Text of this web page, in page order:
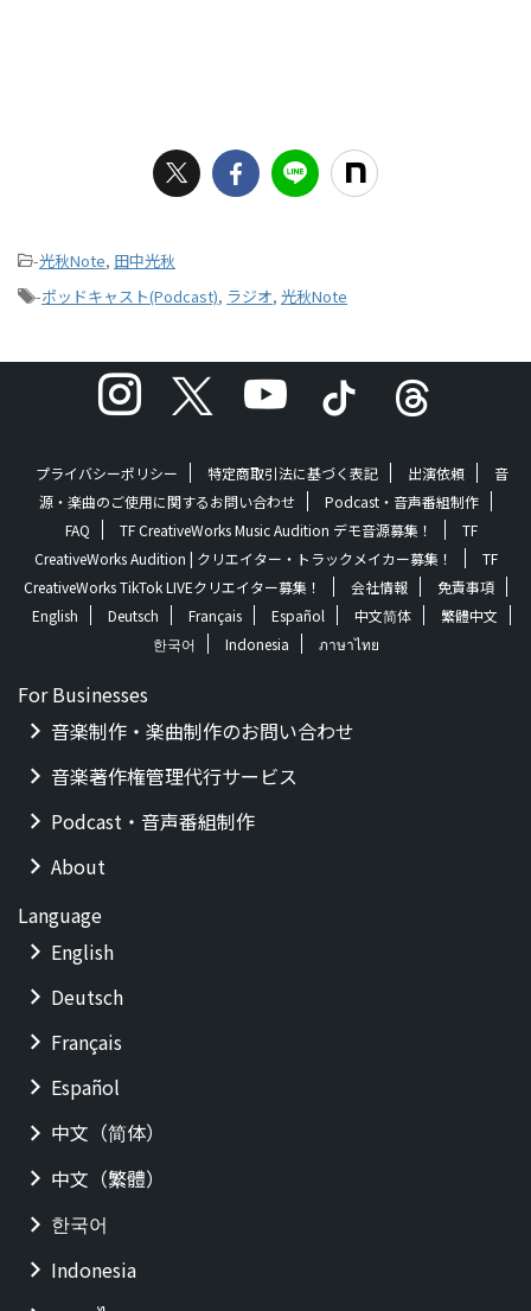
-光秋Note, 田中光秋
-ポッドキャスト(Podcast), ラジオ, 光秋Note
プライバシーポリシー 特定商取引法に基づく表記 出演依頼
音
源・楽曲のご使用に関するお問い合わせ
Podcast・音声番組制作
FAQ
TF CreativeWorks Music Audition デモ音源募集！
TF
CreativeWorks Audition | クリエイター・トラックメイカー募集！
TF
CreativeWorks TikTok LIVEクリエイター募集！
会社情報
免責事項
English
Deutsch Français Español 中文简体
繁體中文
한국어
Indonesia ภาษาไทย
For Businesses
音楽制作・楽曲制作のお問い合わせ
音楽著作権管理代行サービス
Podcast・音声番組制作
About
Language
English
Deutsch
Français
Español
中文（简体）
中文（繁體）
한국어
Indonesia